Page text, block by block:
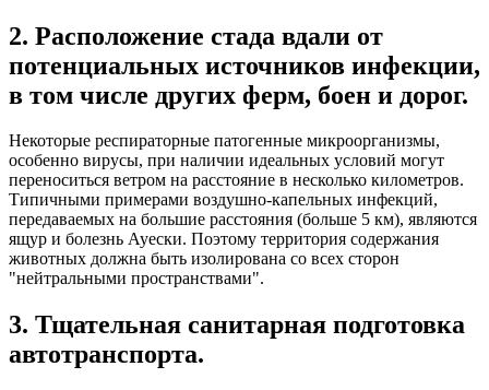
2. Расположение стада вдали от
потенциальных источников инфекции,
в том числе других ферм, боен и дорог.
Некоторые респираторные патогенные микроорганизмы,
особенно вирусы, при наличии идеальных условий могут
переноситься ветром на расстояние в несколько километров.
Типичными примерами воздушно-капельных инфекций,
передаваемых на большие расстояния (больше 5 км), являются
ящур и болезнь Ауески. Поэтому территория содержания
животных должна быть изолирована со всех сторон
"нейтральными пространствами".
3. Тщательная санитарная подготовка
автотранспорта.